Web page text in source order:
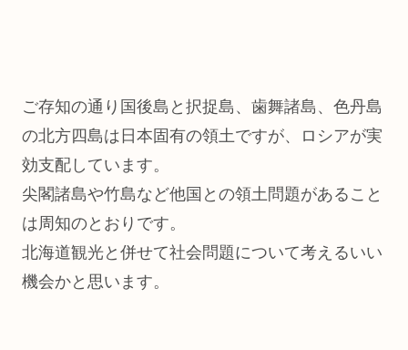
ご存知の通り国後島と択捉島、歯舞諸島、色丹島
の北方四島は日本固有の領土ですが、ロシアが実
効支配しています。
尖閣諸島や竹島など他国との領土問題があること
は周知のとおりです。
北海道観光と併せて社会問題について考えるいい
機会かと思います。